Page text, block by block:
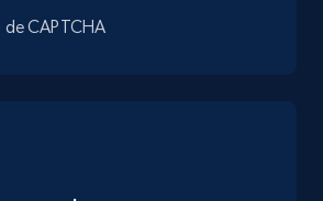
information - Collect
de CAPTCHA